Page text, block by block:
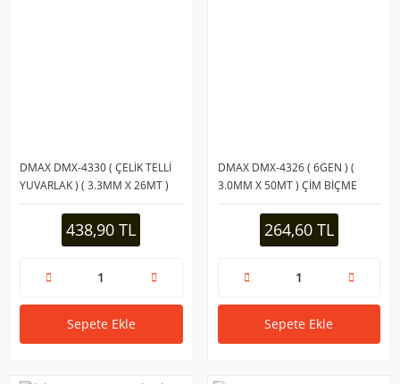
DMAX DMX-4330 ( ÇELİK TELLİ
YUVARLAK ) ( 3.3MM X 26MT )
ÇİM BİÇME TIRPAN MİSİNASI*30
438,90 TL
Sepete Ekle
DMAX DMX-4326 ( 6GEN ) (
3.0MM X 50MT ) ÇİM BİÇME
TIRPAN MİSİNASI*30
264,60 TL
Sepete Ekle